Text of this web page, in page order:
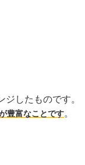
したものです。
豊富なことです。